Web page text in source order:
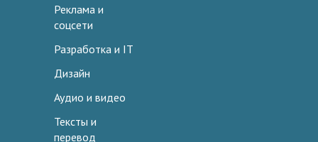
Реклама и
соцсети
Разработка и IT
Дизайн
Аудио и видео
Тексты и
перевод